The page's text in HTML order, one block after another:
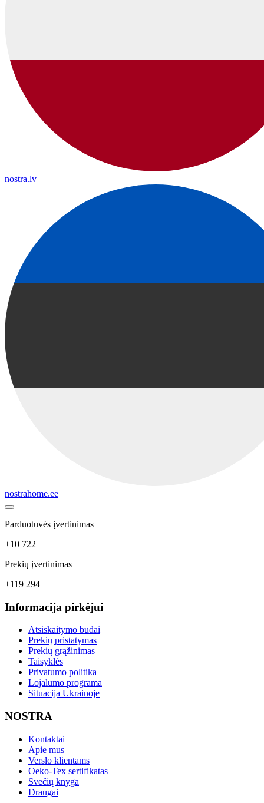
nostra.lv
nostrahome.ee
Parduotuvės įvertinimas
+10 722
Prekių įvertinimas
+119 294
Informacija pirkėjui
Atsiskaitymo būdai
Prekių pristatymas
Prekių grąžinimas
Taisyklės
Privatumo politika
Lojalumo programa
Situacija Ukrainoje
NOSTRA
Kontaktai
Apie mus
Verslo klientams
Oeko-Tex sertifikatas
Svečių knyga
Draugai